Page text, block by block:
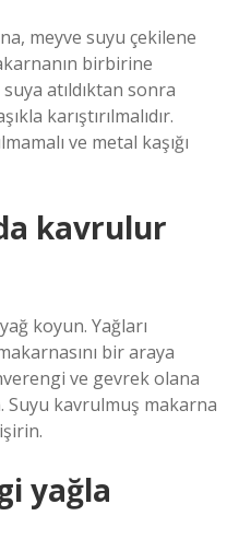
meyve suyu çekilene
birbirine
atıldıktan sonra
karıştırılmalıdır.
ve metal kaşığı
kavrulur
koyun. Yağları
bir araya
ve gevrek olana
Suyu kavrulmuş makarna
yağla